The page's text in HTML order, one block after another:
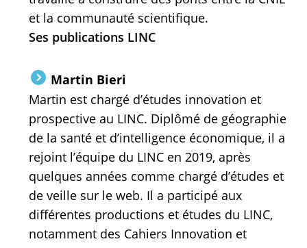
et la communauté scientifique.
Ses publications LINC
Martin Bieri
Martin est chargé d’études innovation et
prospective au LINC. Diplômé de géographie
de la santé et d’intelligence économique, il a
rejoint l’équipe du LINC en 2019, après
quelques années comme chargé d’études et
de veille sur le web. Il a participé aux
différentes productions et études du LINC,
notamment des Cahiers Innovation et